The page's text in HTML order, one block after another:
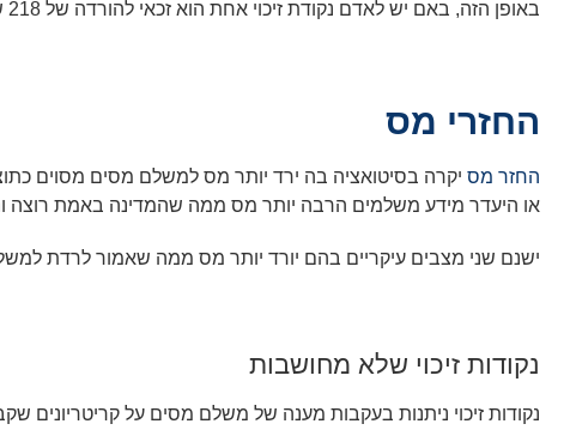
באופן הזה, באם יש לאדם נקודת זיכוי אחת הוא זכאי להורדה של 218 שקלים בחודש מתוך המס שיורד לו, 2 נקודות זיכוי שווה ערך ל-436 שקלים וכן הלאה…
החזרי מס
החזר מס יקרה בסיטואציה בה ירד יותר מס למשלם מסים מסוים
או היעדר מידע משלמים הרבה יותר מס ממה שהמדינה באמת רוצה
ישנם שני מצבים עיקריים בהם יורד יותר מס ממה שאמור לרדת
נקודות זיכוי שלא מחושבות
נקודות זיכוי ניתנות בעקבות מענה של משלם מסים על קריטריונים